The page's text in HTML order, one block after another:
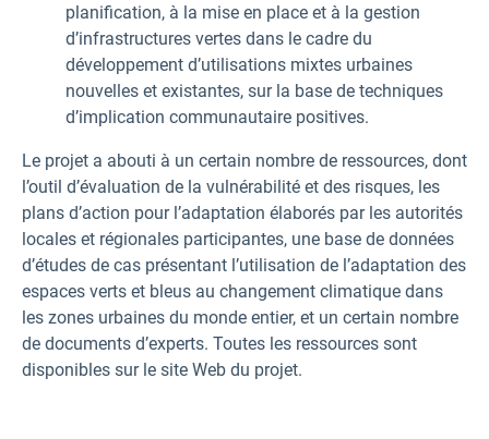
planification, à la mise en place et à la gestion
d’infrastructures vertes dans le cadre du
développement d’utilisations mixtes urbaines
nouvelles et existantes, sur la base de techniques
d’implication communautaire positives.
Le projet a abouti à un certain nombre de ressources, dont
l’outil d’évaluation de la vulnérabilité et des risques, les
plans d’action pour l’adaptation élaborés par les autorités
locales et régionales participantes, une base de données
d’études de cas présentant l’utilisation de l’adaptation des
espaces verts et bleus au changement climatique dans
les zones urbaines du monde entier, et un certain nombre
de documents d’experts. Toutes les ressources sont
disponibles sur le site Web du projet.